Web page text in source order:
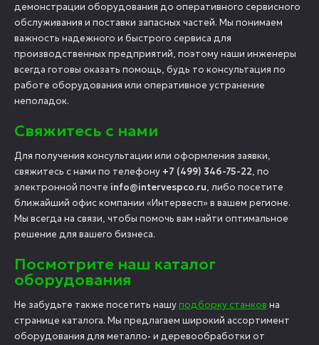
демонстрации оборудования до оперативного сервисного
обслуживания и поставки запасных частей. Мы понимаем
важность надежного и быстрого сервиса для
производственных предприятий, поэтому наши инженеры
всегда готовы оказать помощь, будь то консультация по
работе оборудования или оперативное устранение
неполадок.
Свяжитесь с нами
Для получения консультации или оформления заявки,
свяжитесь с нами по телефону +7 (499) 346-75-22, по
электронной почте info@intervespco.ru, либо посетите
ближайший офис компании «Интервесп» в вашем регионе.
Мы всегда на связи, чтобы помочь вам найти оптимальное
решение для вашего бизнеса.
Посмотрите наш каталог
оборудования
Не забудьте также посетить нашуподборку станков на
странице каталога. Мы предлагаем широкий ассортимент
оборудования для металло- и деревообработки от